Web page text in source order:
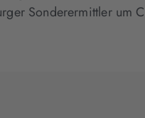
Sonderermittler um